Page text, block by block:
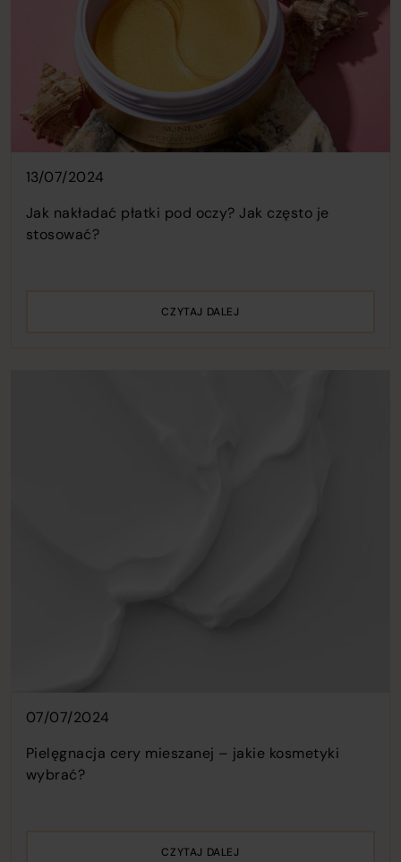
13/07/2024
Jak nakładać płatki pod oczy? Jak często je
stosować?
CZYTAJ DALEJ
07/07/2024
Pielęgnacja cery mieszanej – jakie kosmetyki
wybrać?
CZYTAJ DALEJ